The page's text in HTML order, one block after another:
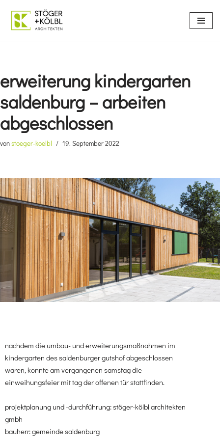
Zum
erweiterung kindergarten
saldenburg – arbeiten
abgeschlossen
vonstoeger-koelbl 19. September 2022
nachdem die umbau- und erweiterungsmaßnahmen im
kindergarten des saldenburger gutshof abgeschlossen
waren, konnte am vergangenen samstag die
einweihungsfeier mit tag der offenen tür stattfinden.
projektplanung und -durchführung: stöger-kölbl architekten
gmbh
bauherr: gemeinde saldenburg